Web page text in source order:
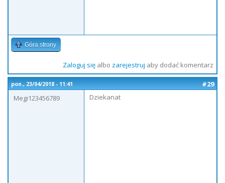
Góra strony
Zaloguj sięalbo zarejestruj aby dodać komentarz
pon., 23/04/2018 - 11:41
#29
Megi123456789
Dziekanat